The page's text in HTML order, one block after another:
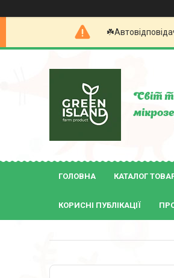
Світ
ГОЛОВНА КАТАЛОГ
КОРИСНІ ПУБЛІКАЦІЇ